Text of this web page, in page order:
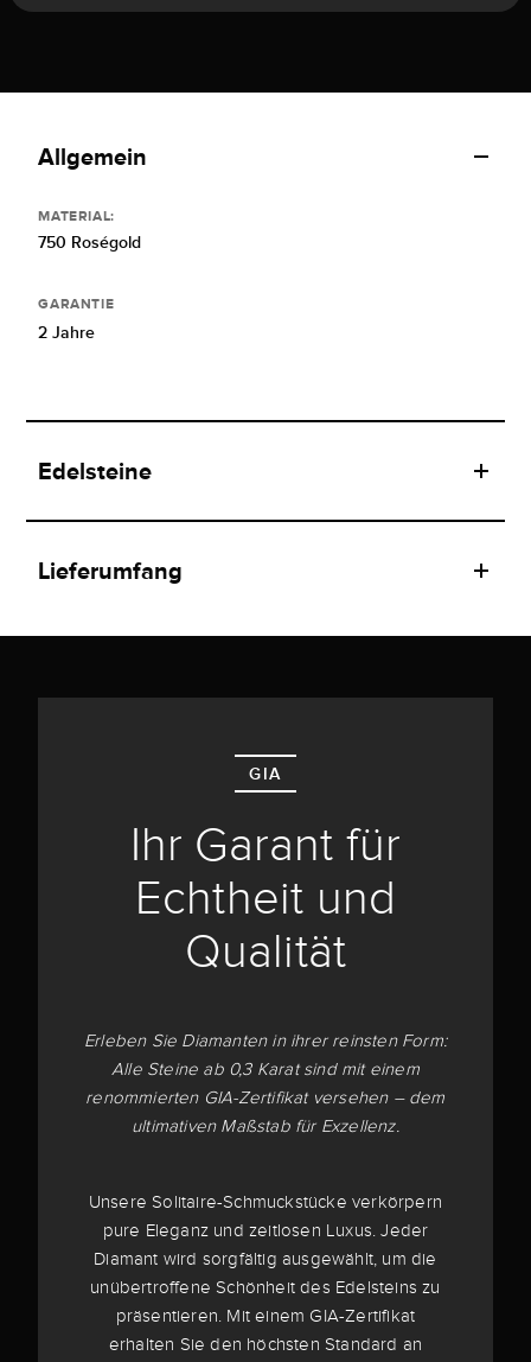
Allgemein
MATERIAL:
750 Roségold
GARANTIE
2 Jahre
Edelsteine
Lieferumfang
GIA
Ihr Garant für
Echtheit und
Qualität
Erleben Sie Diamanten in ihrer reinsten Form:
Alle Steine ab 0,3 Karat sind mit einem
renommierten GIA-Zertifikat versehen – dem
ultimativen Maßstab für Exzellenz.
Unsere Solitaire-Schmuckstücke verkörpern
pure Eleganz und zeitlosen Luxus. Jeder
Diamant wird sorgfältig ausgewählt, um die
unübertroffene Schönheit des Edelsteins zu
präsentieren. Mit einem GIA-Zertifikat
erhalten Sie den höchsten Standard an